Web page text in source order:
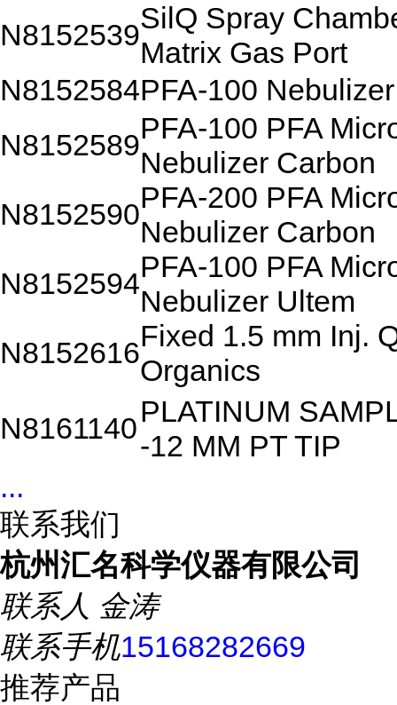
N8152539SilQ Spray
Matrix Gas Port
N8152584PFA-100
N8152589PFA-100 PFA
Nebulizer Carbon
N8152590PFA-200 PFA
Nebulizer Carbon
N8152594PFA-100 PFA
Nebulizer Ultem
N8152616Fixed 1.5 mm Inj.
Organics
N8161140PLATINUM
-12 MM PT TIP
...
联系我们
杭州汇名科学仪器有限公司
联系人 金涛
联系手机15168282669
推荐产品